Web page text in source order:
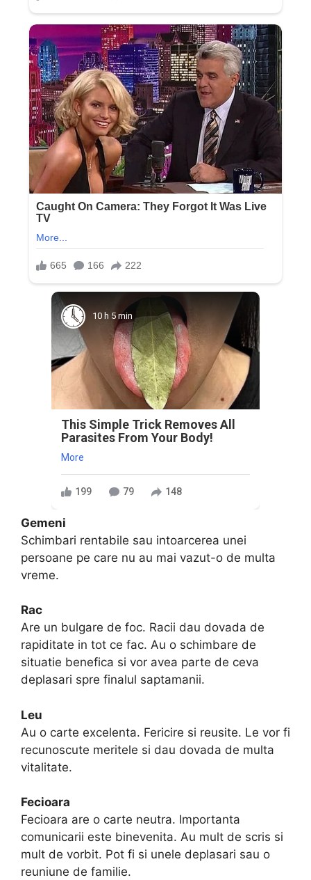
10 h 5 min
This Simple Trick Removes All
Parasites From Your Body!
More
199 79 148
Gemeni
Schimbari rentabile sau intoarcerea unei
persoane pe care nu au mai vazut-o de multa
vreme.
Rac
Are un bulgare de foc. Racii dau dovada de
rapiditate in tot ce fac. Au o schimbare de
situatie benefica si vor avea parte de ceva
deplasari spre finalul saptamanii.
Leu
Au o carte excelenta. Fericire si reusite. Le vor fi
recunoscute meritele si dau dovada de multa
vitalitate.
Fecioara
Fecioara are o carte neutra. Importanta
comunicarii este binevenita. Au mult de scris si
mult de vorbit. Pot fi si unele deplasari sau o
reuniune de familie.